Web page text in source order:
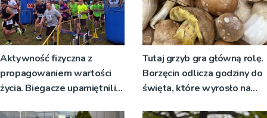
Aktywność fizyczna z
propagowaniem wartości
życia. Biegacze upamiętnili
Tutaj grzyb gra główną rolę.
Borzęcin odlicza godziny do
święta, które wyrosło na